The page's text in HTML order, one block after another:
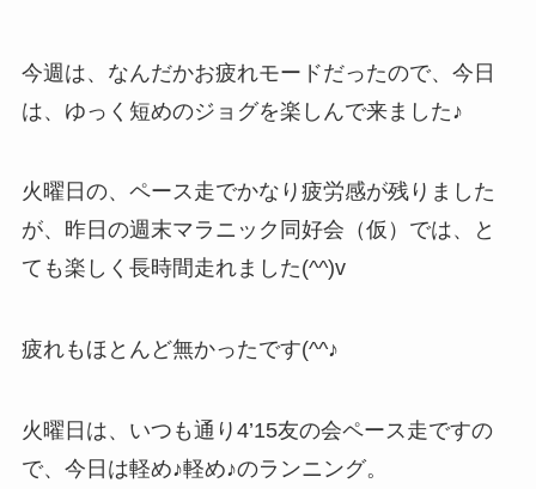
今週は、なんだかお疲れモードだったので、今日
は、ゆっく短めのジョグを楽しんで来ました♪
火曜日の、ペース走でかなり疲労感が残りました
が、昨日の週末マラニック同好会（仮）では、と
ても楽しく長時間走れました(^^)v
疲れもほとんど無かったです(^^♪
火曜日は、いつも通り4’15友の会ペース走ですの
で、今日は軽め♪軽め♪のランニング。